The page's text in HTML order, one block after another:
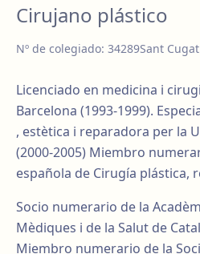
Cirujano plástico
Nº de colegiado: 34289Sant
Licenciado en medicina i
Barcelona (1993-1999).
, estètica i reparadora per la
(2000-2005) Miembro
española de Cirugía plástica,
Socio numerario de la
Mèdiques i de la Salut de
Miembro numerario de la